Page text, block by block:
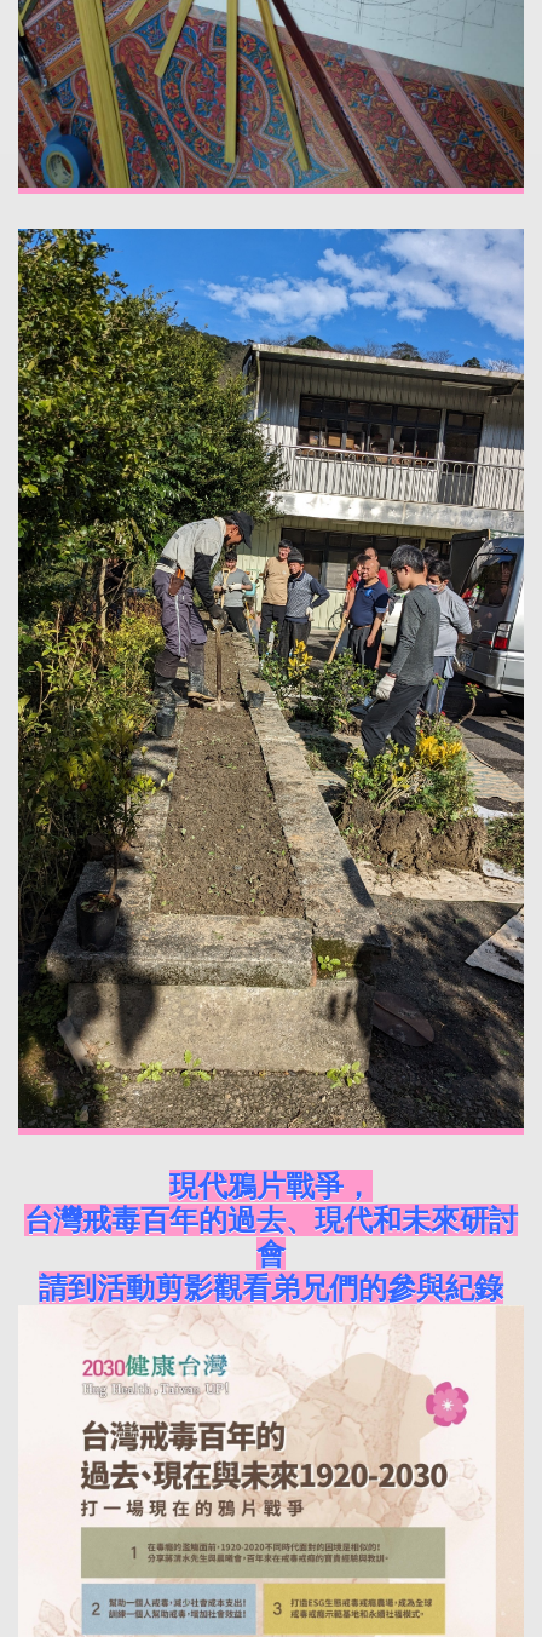
現代鴉片戰爭，
台灣戒毒百年的過去、現代和未來研討
會
請到活動剪影觀看弟兄們的參與紀錄